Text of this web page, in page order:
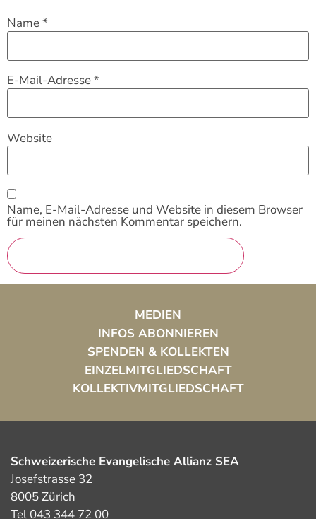
Name*
E-Mail-Adresse*
Website
Name, E-Mail-Adresse und Website in diesem Browser
für meinen nächsten Kommentar speichern.
MEDIEN
INFOS ABONNIEREN
SPENDEN & KOLLEKTEN
EINZELMITGLIEDSCHAFT
KOLLEKTIVMITGLIEDSCHAFT
Schweizerische Evangelische Allianz SEA
Josefstrasse 32
8005 Zürich
Tel 043 344 72 00